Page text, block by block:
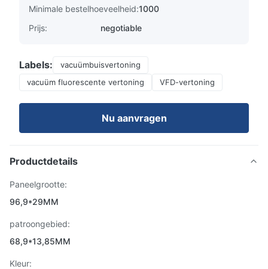
Minimale bestelhoeveelheid:1000
Prijs:
negotiable
Labels:
vacuümbuisvertoning
vacuüm fluorescente vertoning
VFD-vertoning
Nu aanvragen
Productdetails
Paneelgrootte:
96,9*29MM
patroongebied:
68,9*13,85MM
Kleur: